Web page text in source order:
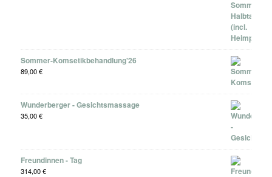
Sommer-Komsetikbehandlung'26
89,00€
Wunderberger - Gesichtsmassage
35,00€
Freundinnen - Tag
314,00€